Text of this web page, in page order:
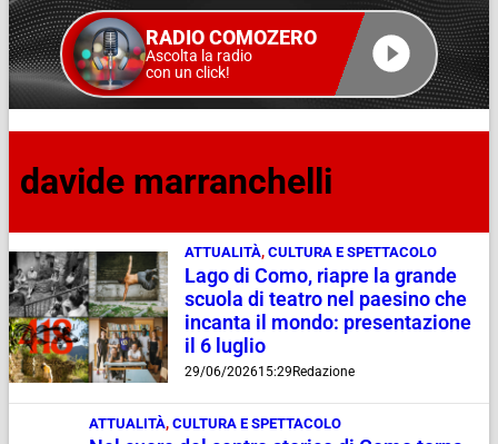
RADIO COMOZERO
Ascolta la radio
con un click!
davide marranchelli
ATTUALITÀ, CULTURA E SPETTACOLO
Lago di Como, riapre la grande
scuola di teatro nel paesino che
incanta il mondo: presentazione
il 6 luglio
29/06/202615:29Redazione
ATTUALITÀ, CULTURA E SPETTACOLO